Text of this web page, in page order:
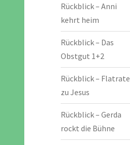
Rückblick – Anni
kehrt heim
Rückblick – Das
Obstgut 1+2
Rückblick – Flatrate
zu Jesus
Rückblick – Gerda
rockt die Bühne